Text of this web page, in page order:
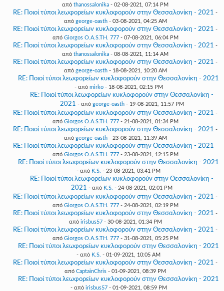
από thanossalonika - 02-08-2021, 07:14 PM
RE: Ποιοί τύποι λεωφορείων κυκλοφορούν στην Θεσσαλονίκη - 2021 -
από george-oasth- 03-08-2021, 04:25 AM
RE: Ποιοί τύποι λεωφορείων κυκλοφορούν στην Θεσσαλονίκη - 2021 -
από Giorgos O.A.S.TH. 777- 07-08-2021, 06:04 PM
RE: Ποιοί τύποι λεωφορείων κυκλοφορούν στην Θεσσαλονίκη - 2021 -
από thanossalonika - 08-08-2021, 11:14 AM
RE: Ποιοί τύποι λεωφορείων κυκλοφορούν στην Θεσσαλονίκη - 2021 -
από george-oasth- 18-08-2021, 10:20 AM
RE: Ποιοί τύποι λεωφορείων κυκλοφορούν στην Θεσσαλονίκη - 2021
- από mirko- 18-08-2021, 02:15 PM
RE: Ποιοί τύποι λεωφορείων κυκλοφορούν στην Θεσσαλονίκη -
2021 - από george-oasth- 19-08-2021, 11:57 PM
RE: Ποιοί τύποι λεωφορείων κυκλοφορούν στην Θεσσαλονίκη - 2021 -
από Giorgos O.A.S.TH. 777- 21-08-2021, 01:34 PM
RE: Ποιοί τύποι λεωφορείων κυκλοφορούν στην Θεσσαλονίκη - 2021 -
από george-oasth- 23-08-2021, 11:39 AM
RE: Ποιοί τύποι λεωφορείων κυκλοφορούν στην Θεσσαλονίκη - 2021 -
από Giorgos O.A.S.TH. 777- 23-08-2021, 12:15 PM
RE: Ποιοί τύποι λεωφορείων κυκλοφορούν στην Θεσσαλονίκη - 2021
- από K.S. - 23-08-2021, 03:41 PM
RE: Ποιοί τύποι λεωφορείων κυκλοφορούν στην Θεσσαλονίκη -
2021 - από K.S. - 24-08-2021, 02:01 PM
RE: Ποιοί τύποι λεωφορείων κυκλοφορούν στην Θεσσαλονίκη - 2021 -
από Giorgos O.A.S.TH. 777- 24-08-2021, 02:19 PM
RE: Ποιοί τύποι λεωφορείων κυκλοφορούν στην Θεσσαλονίκη - 2021 -
από irisbus57- 30-08-2021, 01:34 PM
RE: Ποιοί τύποι λεωφορείων κυκλοφορούν στην Θεσσαλονίκη - 2021 -
από Giorgos O.A.S.TH. 777- 31-08-2021, 05:25 PM
RE: Ποιοί τύποι λεωφορείων κυκλοφορούν στην Θεσσαλονίκη - 2021
- από K.S. - 01-09-2021, 10:05 AM
RE: Ποιοί τύποι λεωφορείων κυκλοφορούν στην Θεσσαλονίκη - 2021 -
από CaptainChris - 01-09-2021, 08:39 PM
RE: Ποιοί τύποι λεωφορείων κυκλοφορούν στην Θεσσαλονίκη - 2021
- από irisbus57- 01-09-2021, 08:59 PM